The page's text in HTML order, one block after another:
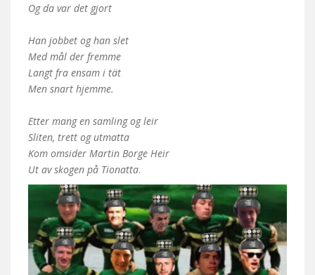
Og da var det gjort
Han jobbet og han slet
Med mål der fremme
Langt fra ensam i tät
Men snart hjemme.
Etter mang en samling og leir
Sliten, trett og utmatta
Kom omsider Martin Borge Heir
Ut av skogen på Tionatta.